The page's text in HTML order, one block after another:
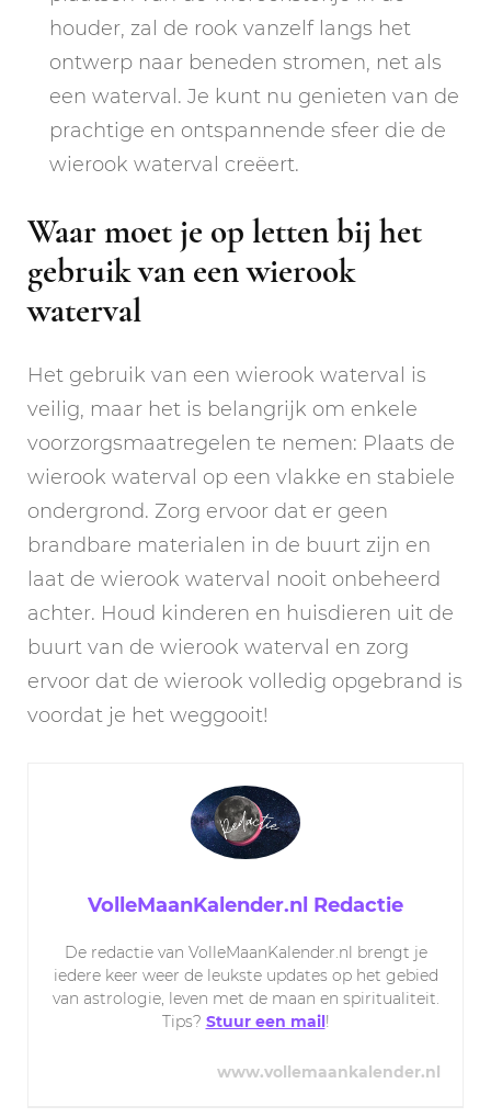
houder, zal de rook vanzelf langs het
ontwerp naar beneden stromen, net als
een waterval. Je kunt nu genieten van de
prachtige en ontspannende sfeer die de
wierook waterval creëert.
Waar moet je op letten bij het
gebruik van een wierook
waterval
Het gebruik van een wierook waterval is
veilig, maar het is belangrijk om enkele
voorzorgsmaatregelen te nemen: Plaats de
wierook waterval op een vlakke en stabiele
ondergrond. Zorg ervoor dat er geen
brandbare materialen in de buurt zijn en
laat de wierook waterval nooit onbeheerd
achter. Houd kinderen en huisdieren uit de
buurt van de wierook waterval en zorg
ervoor dat de wierook volledig opgebrand is
voordat je het weggooit!
VolleMaanKalender.nl Redactie
De redactie van VolleMaanKalender.nl brengt je
iedere keer weer de leukste updates op het gebied
van astrologie, leven met de maan en spiritualiteit.
Tips? Stuur een mail!
www.vollemaankalender.nl